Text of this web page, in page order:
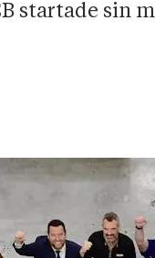
startade